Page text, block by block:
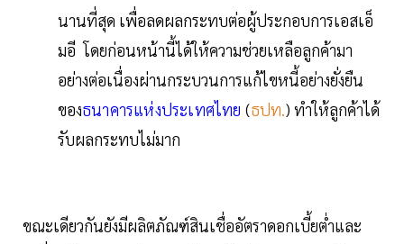
นานที่สุด เพื่อลดผลกระทบต่อผู้ประกอบการเอสเอ็
มอี โดยก่อนหน้านี้ได้ให้ความช่วยเหลือลูกค้ามา
อย่างต่อเนื่องผ่านกระบวนการแก้ไขหนี้อย่างยั่งยืน
ของธนาคารแห่งประเทศไทย (ธปท.) ทำให้ลูกค้าได้
รับผลกระทบไม่มาก
ขณะเดียวกันยังมีผลิตภัณฑ์สินเชื่ออัตราดอกเบี้ยต่ำและ